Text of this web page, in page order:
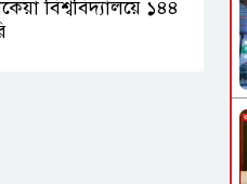
বিশ্ববিদ্যালয়ে ১৪৪